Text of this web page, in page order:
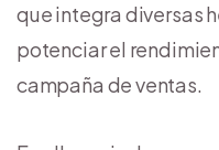
que integra diversas
potenciar el
campaña de ventas.